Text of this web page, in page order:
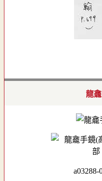
龍
a03288-